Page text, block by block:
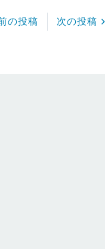
の投稿 次の投稿